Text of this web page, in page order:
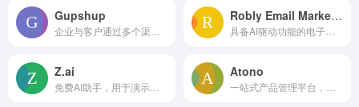
Gupshup Robly Email Marketing
Z.ai Atono